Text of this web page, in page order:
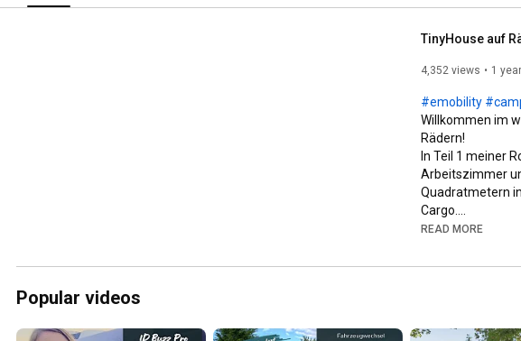
4,352 views 1
#emobility
Willkommen im
Rädern!
In Teil 1 meiner
Arbeitszimmer
Quadratmetern
Cargo.
Nachhaltig,
READ MORE
Popular videos